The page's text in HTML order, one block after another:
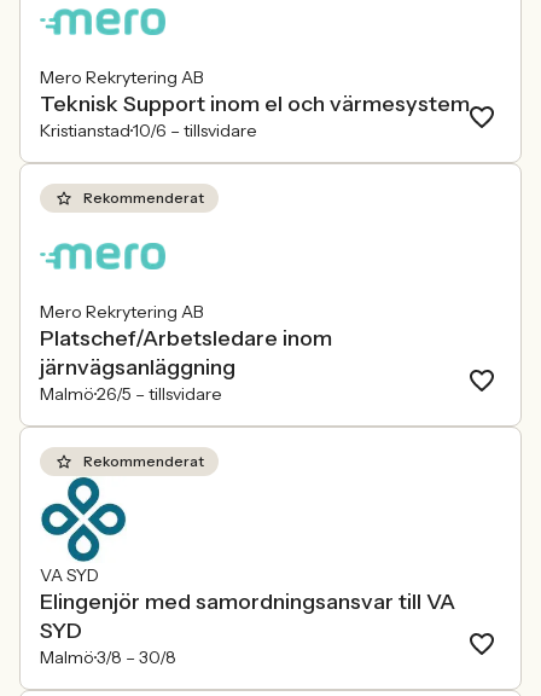
Mero Rekrytering AB
Teknisk Support inom el och värmesystem
Kristianstad10/6 – tillsvidare
Rekommenderat
Mero Rekrytering AB
Platschef/Arbetsledare inom
järnvägsanläggning
Malmö26/5 – tillsvidare
Rekommenderat
VA SYD
Elingenjör med samordningsansvar till VA
SYD
Malmö3/8 – 30/8